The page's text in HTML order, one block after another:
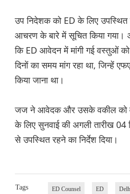
उप निदेशक को ED के लिए उपस्थित
आचरण के बारे में सूचित किया गया।
कि ED आवेदन में मांगी गई वस्तुओं
दिनों का समय मांग रहा था, जिन्हें
किया जाना था।
जज ने आवेदक और उसके वकील को
के लिए सुनवाई की अगली तारीख 04
से उपस्थित रहने का निर्देश दिया।
Tags ED Counsel ED